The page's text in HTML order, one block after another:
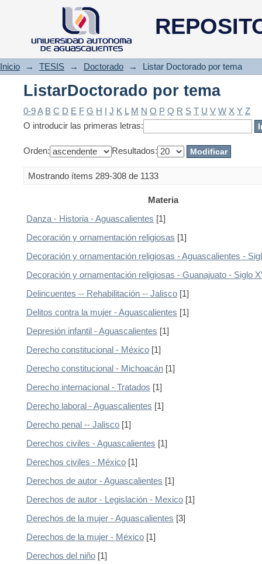
ListarDoctorado por tema
Inicio → TESIS → Doctorado → Listar Doctorado por tema
ListarDoctorado por tema
0-9A B C D E F G H I J K L M N O P Q R S T U V W X Y Z
O introducir las primeras letras:
Orden: Resultados:
Mostrando ítems 289-308 de 1133
Materia
Danza - Historia - Aguascalientes [1]
Decoración y ornamentación religiosas [1]
Decoración y ornamentación religiosas - Aguascalientes -
Decoración y ornamentación religiosas - Guanajuato - Siglo
Delincuentes -- Rehabilitación -- Jalisco [1]
Delitos contra la mujer - Aguascalientes [1]
Depresión infantil - Aguascalientes [1]
Derecho constitucional - México [1]
Derecho constitucional - Michoacán [1]
Derecho internacional - Tratados [1]
Derecho laboral - Aguascalientes [1]
Derecho penal -- Jalisco [1]
Derechos civiles - Aguascalientes [1]
Derechos civiles - México [1]
Derechos de autor - Aguascalientes [1]
Derechos de autor - Legislación - Mexico [1]
Derechos de la mujer - Aguascalientes [3]
Derechos de la mujer - México [1]
Derechos del niño [1]